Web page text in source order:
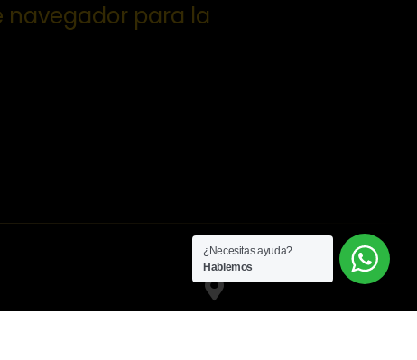
navegador para la
¿Necesitas ayuda?
Hablemos